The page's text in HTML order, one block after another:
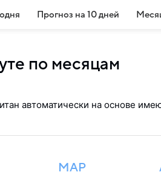
Прогноз на 10 дней
по месяцам
автоматически на основе
МАР